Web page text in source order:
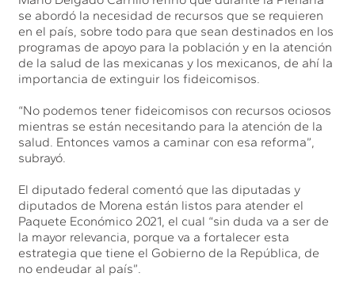
se abordó la necesidad de recursos que se requieren
en el país, sobre todo para que sean destinados en los
programas de apoyo para la población y en la atención
de la salud de las mexicanas y los mexicanos, de ahí la
importancia de extinguir los fideicomisos.
“No podemos tener fideicomisos con recursos ociosos
mientras se están necesitando para la atención de la
salud. Entonces vamos a caminar con esa reforma”,
subrayó.
El diputado federal comentó que las diputadas y
diputados de Morena están listos para atender el
Paquete Económico 2021, el cual “sin duda va a ser de
la mayor relevancia, porque va a fortalecer esta
estrategia que tiene el Gobierno de la República, de
no endeudar al país”.